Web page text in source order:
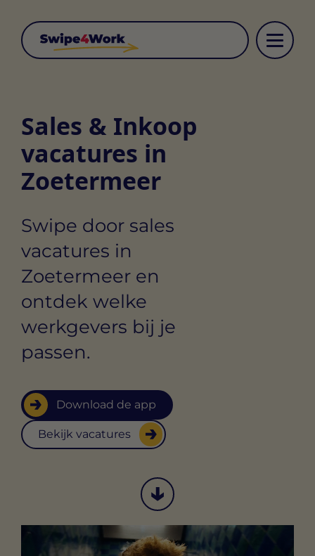
Sales & Inkoop
vacatures in
Zoetermeer
Swipe door sales
vacatures in
Zoetermeer en
ontdek welke
werkgevers bij je
passen.
Download de app
Bekijk vacatures